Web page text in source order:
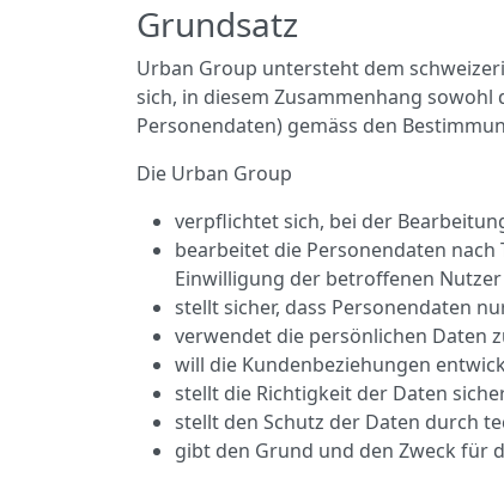
Grundsatz
Urban Group untersteht dem
sich, in diesem Zusammenhang
Personendaten) gemäss den
Die Urban Group
verpflichtet sich, bei der
bearbeitet die Personendaten
Einwilligung der betroffenen Nutzer
stellt sicher, dass Personendaten
verwendet die persönlichen Daten
will die Kundenbeziehungen
stellt die Richtigkeit der Daten
stellt den Schutz der Daten durch
gibt den Grund und den Zweck für